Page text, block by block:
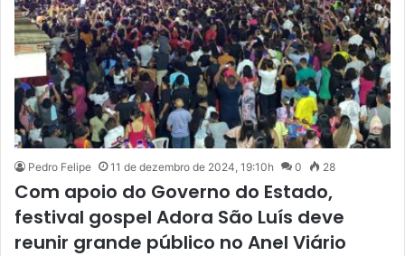
Pedro Felipe 11 de dezembro de 2024, 19:10h 0 28
Com apoio do Governo do Estado,
festival gospel Adora São Luís deve
reunir grande público no Anel Viário